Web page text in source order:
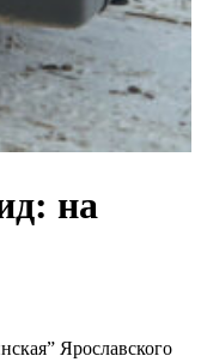
на
Ярославского